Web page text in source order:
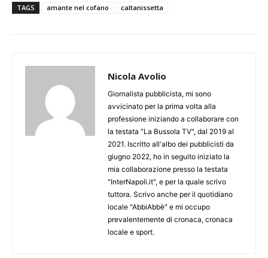
TAGS amante nel cofano caltanissetta
Nicola Avolio
Giornalista pubblicista, mi sono
avvicinato per la prima volta alla
professione iniziando a collaborare con
la testata "La Bussola TV", dal 2019 al
2021. Iscritto all'albo dei pubblicisti da
giugno 2022, ho in seguito iniziato la
mia collaborazione presso la testata
"InterNapoli.it", e per la quale scrivo
tuttora. Scrivo anche per il quotidiano
locale "AbbiAbbè" e mi occupo
prevalentemente di cronaca, cronaca
locale e sport.